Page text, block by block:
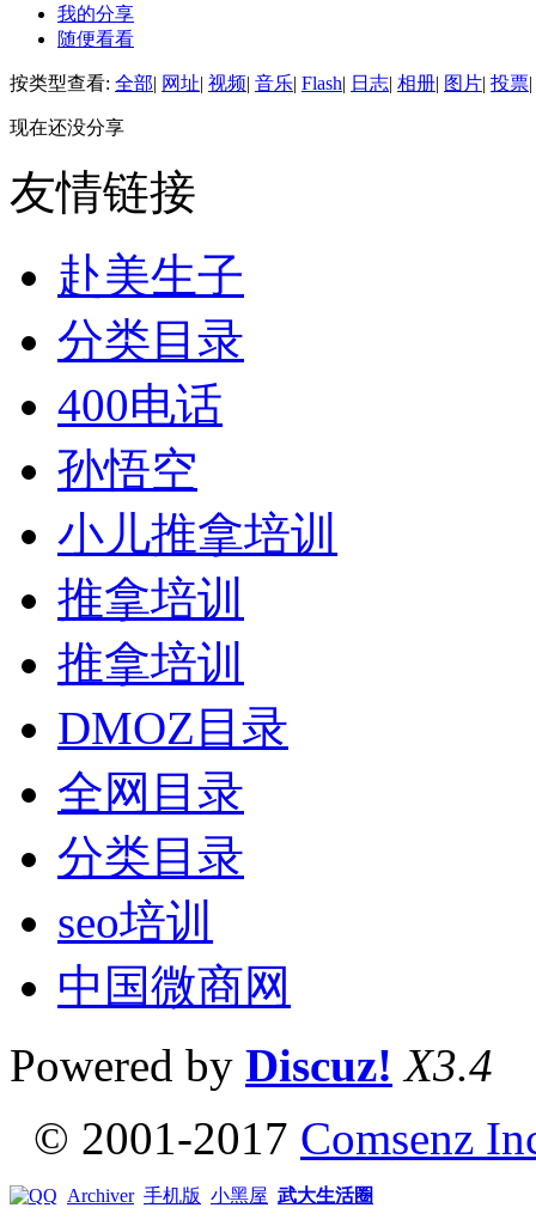
我的分享
随便看看
按类型查看: 全部| 网址| 视频| 音乐| Flash| 日志| 相册| 图片| 投票|
现在还没分享
友情链接
赴美生子
分类目录
400电话
孙悟空
小儿推拿培训
推拿培训
推拿培训
DMOZ目录
全网目录
分类目录
seo培训
中国微商网
Powered by Discuz! X3.4
© 2001-2017 Comsenz
Archiver 手机版 小黑屋 武大生活圈